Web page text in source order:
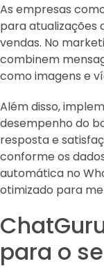
As empresas
para atualizações
vendas. No
combinem
como imagens e
Além disso,
desempenho do
resposta e
conforme os
automática no
otimizado para
para o